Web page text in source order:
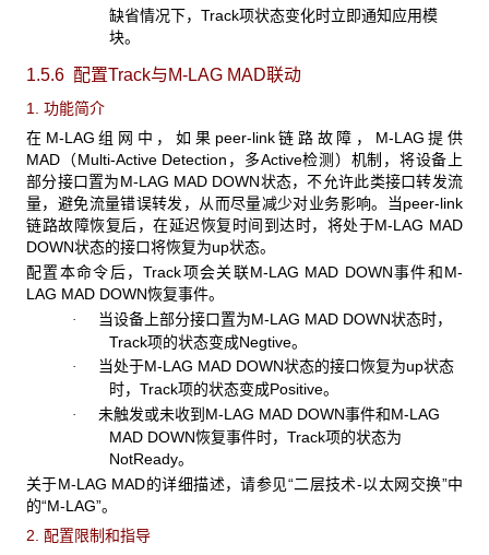
缺省情况下，Track项状态变化时立即通知应用模
块。
1.5.6 配置Track与M-LAG MAD联动
1. 功能简介
在M-LAG组网中，如果peer-link链路故障，M-LAG提供
MAD（Multi-Active Detection，多Active检测）机制，将设备上
部分接口置为M-LAG MAD DOWN状态，不允许此类接口转发流
量，避免流量错误转发，从而尽量减少对业务影响。当peer-link
链路故障恢复后，在延迟恢复时间到达时，将处于M-LAG MAD
DOWN状态的接口将恢复为up状态。
配置本命令后，Track项会关联M-LAG MAD DOWN事件和M-
LAG MAD DOWN恢复事件。
· 当设备上部分接口置为M-LAG MAD DOWN状态时，
Track项的状态变成Negtive。
· 当处于M-LAG MAD DOWN状态的接口恢复为up状态
时，Track项的状态变成Positive。
· 未触发或未收到M-LAG MAD DOWN事件和M-LAG
MAD DOWN恢复事件时，Track项的状态为
NotReady。
关于M-LAG MAD的详细描述，请参见“二层技术-以太网交换”中
的“M-LAG”。
2. 配置限制和指导